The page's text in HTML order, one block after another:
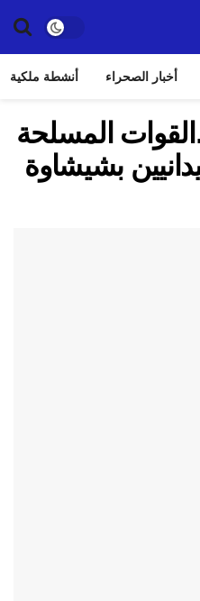
أخبار الصحراء أنشطة ملكية
المسلحة
بشيشاوة